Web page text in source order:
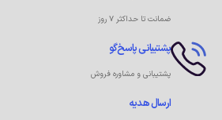
ضمانت تا حداکثر ۷ روز
پشتیبانی پاسخ‌گو
پشتیبانی و مشاوره فروش
ارسال هدیه